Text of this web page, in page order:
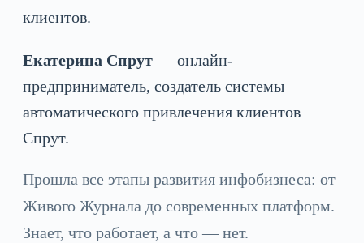
клиентов.
Екатерина Спрут— онлайн-
предприниматель, создатель системы
автоматического привлечения клиентов
Спрут.
Прошла все этапы развития инфобизнеса: от
Живого Журнала до современных платформ.
Знает, что работает, а что — нет.